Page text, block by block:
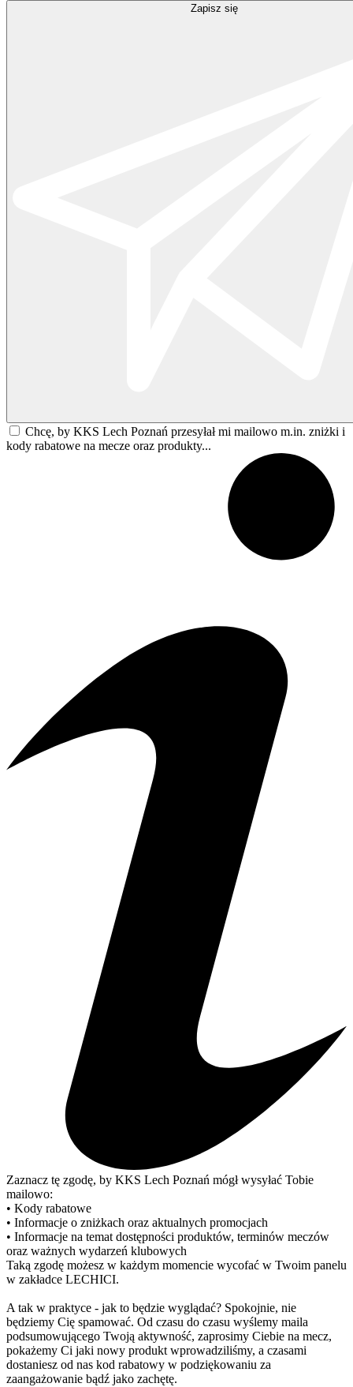
Zapisz się
Chcę, by KKS Lech Poznań przesyłał mi mailowo m.in. zniżki i
kody rabatowe na mecze oraz produkty...
Zaznacz tę zgodę, by KKS Lech Poznań mógł wysyłać Tobie
mailowo:
• Kody rabatowe
• Informacje o zniżkach oraz aktualnych promocjach
• Informacje na temat dostępności produktów, terminów meczów
oraz ważnych wydarzeń klubowych
Taką zgodę możesz w każdym momencie wycofać w Twoim panelu
w zakładce LECHICI.
A tak w praktyce - jak to będzie wyglądać? Spokojnie, nie
będziemy Cię spamować. Od czasu do czasu wyślemy maila
podsumowującego Twoją aktywność, zaprosimy Ciebie na mecz,
pokażemy Ci jaki nowy produkt wprowadziliśmy, a czasami
dostaniesz od nas kod rabatowy w podziękowaniu za
zaangażowanie bądź jako zachętę.